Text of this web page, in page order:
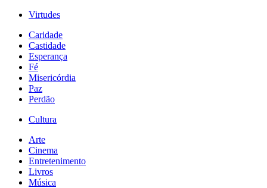
Virtudes
Caridade
Castidade
Esperança
Fé
Misericórdia
Paz
Perdão
Cultura
Arte
Cinema
Entretenimento
Livros
Música